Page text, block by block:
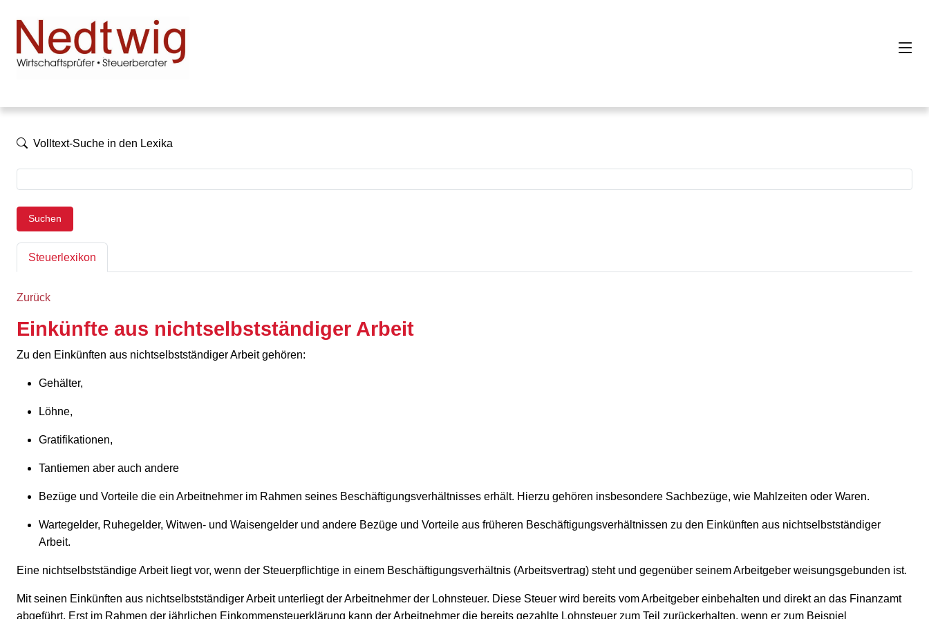
Volltext-Suche in den Lexika
Suchen
Steuerlexikon
Zurück
Einkünfte aus nichtselbstständiger Arbeit
Zu den Einkünften aus nichtselbstständiger Arbeit gehören:
Gehälter,
Löhne,
Gratifikationen,
Tantiemen aber auch andere
Bezüge und Vorteile die ein Arbeitnehmer im Rahmen seines Beschäftigungsverhältnisses erhält. Hierzu gehören insbesondere Sachbezüge, wie Mahlzeiten oder Waren.
Wartegelder, Ruhegelder, Witwen- und Waisengelder und andere Bezüge und Vorteile aus früheren Beschäftigungsverhältnissen zu den Einkünften aus nichtselbstständiger
Arbeit.
Eine nichtselbstständige Arbeit liegt vor, wenn der Steuerpflichtige in einem Beschäftigungsverhältnis (Arbeitsvertrag) steht und gegenüber seinem Arbeitgeber weisungsgebunden ist.
Mit seinen Einkünften aus nichtselbstständiger Arbeit unterliegt der Arbeitnehmer der Lohnsteuer. Diese Steuer wird bereits vom Arbeitgeber einbehalten und direkt an das Finanzamt
abgeführt. Erst im Rahmen der jährlichen Einkommensteuerklärung kann der Arbeitnehmer die bereits gezahlte Lohnsteuer zum Teil zurückerhalten, wenn er zum Beispiel